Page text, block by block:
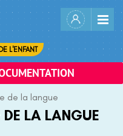
L'ENFANT
de la langue
DE LA LANGUE